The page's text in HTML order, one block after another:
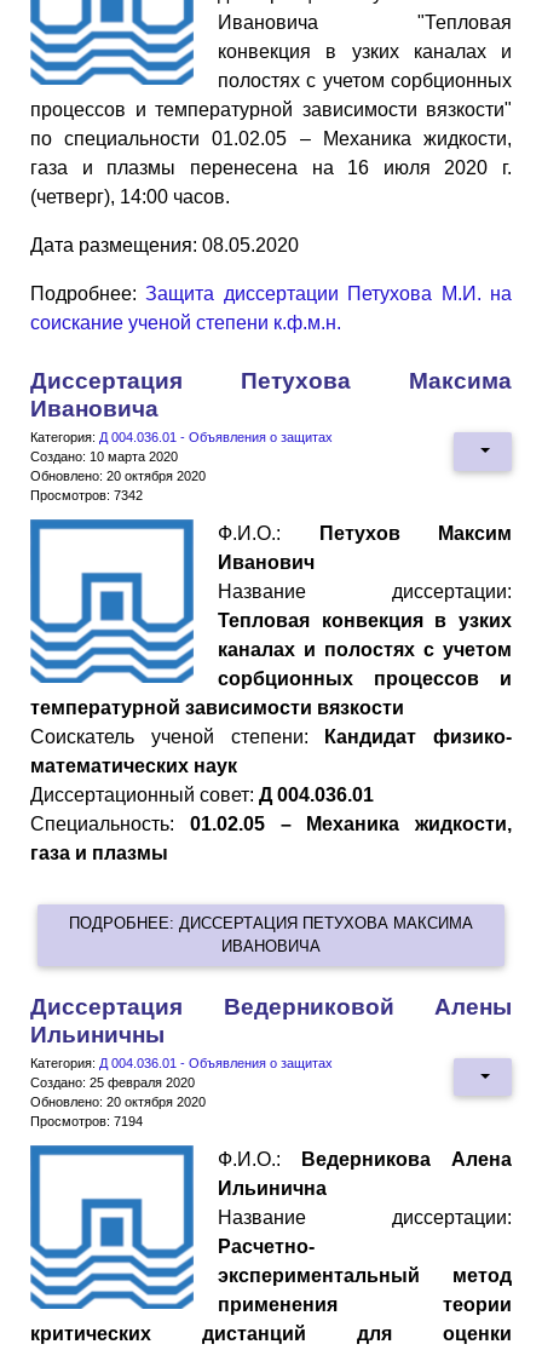
Ивановича "Тепловая
конвекция в узких каналах и
полостях с учетом сорбционных
процессов и температурной зависимости вязкости"
по специальности 01.02.05 – Механика жидкости,
газа и плазмы перенесена на 16 июля 2020 г.
(четверг), 14:00 часов.
Дата размещения: 08.05.2020
Подробнее:Защита диссертации Петухова М.И. на
соискание ученой степени к.ф.м.н.
Диссертация Петухова Максима
Ивановича
Категория: Д 004.036.01 - Объявления о защитах
Создано: 10 марта 2020
Обновлено: 20 октября 2020
Просмотров: 7342
Ф.И.О.:
Петухов Максим
Иванович
Название диссертации:
Тепловая конвекция в узких
каналах и полостях с учетом
сорбционных процессов и
температурной зависимости вязкости
Cоискатель ученой степени:
Кандидат физико-
математических наук
Диссертационный совет: Д 004.036.01
Специальность: 01.02.05 – Механика жидкости,
газа и плазмы
ПОДРОБНЕЕ: ДИССЕРТАЦИЯ ПЕТУХОВА МАКСИМА
ИВАНОВИЧА
Диссертация Ведерниковой Алены
Ильиничны
Категория: Д 004.036.01 - Объявления о защитах
Создано: 25 февраля 2020
Обновлено: 20 октября 2020
Просмотров: 7194
Ф.И.О.:
Ведерникова Алена
Ильинична
Название диссертации:
Расчетно-
экспериментальный метод
применения теории
критических дистанций для оценки